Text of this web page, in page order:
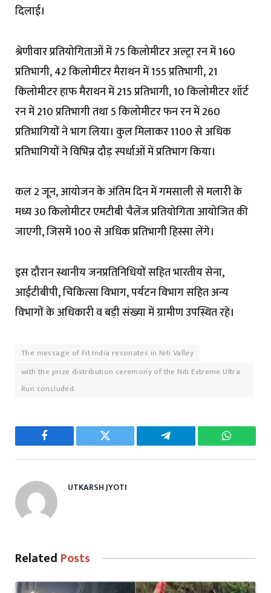
दिलाई।
श्रेणीवार प्रतियोगिताओं में 75 किलोमीटर अल्ट्रा रन में 160
प्रतिभागी, 42 किलोमीटर मैराथन में 155 प्रतिभागी, 21
किलोमीटर हाफ मैराथन में 215 प्रतिभागी, 10 किलोमीटर शॉर्ट
रन में 210 प्रतिभागी तथा 5 किलोमीटर फन रन में 260
प्रतिभागियों ने भाग लिया। कुल मिलाकर 1100 से अधिक
प्रतिभागियों ने विभिन्न दौड़ स्पर्धाओं में प्रतिभाग किया।
कल 2 जून, आयोजन के अंतिम दिन में गमसाली से मलारी के
मध्य 30 किलोमीटर एमटीबी चैलेंज प्रतियोगिता आयोजित की
जाएगी, जिसमें 100 से अधिक प्रतिभागी हिस्सा लेंगे।
इस दौरान स्थानीय जनप्रतिनिधियों सहित भारतीय सेना,
आईटीबीपी, चिकित्सा विभाग, पर्यटन विभाग सहित अन्य
विभागों के अधिकारी व बड़ी संख्या में ग्रामीण उपस्थित रहे।
The message of Fit India resonates in Niti Valley
with the prize distribution ceremony of the Niti Extreme Ultra
Run concluded.
Facebook Twitter Telegram
UTKARSH JYOTI
Related Posts